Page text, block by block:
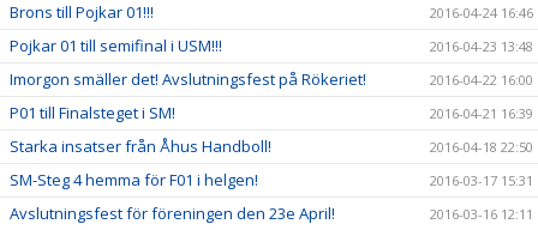
Brons till Pojkar 01!!! 2016-04-24 16:46
Pojkar 01 till semifinal i USM!!! 2016-04-23 13:48
Imorgon smäller det! Avslutningsfest på Rökeriet! 2016-04-22 16:00
P01 till Finalsteget i SM! 2016-04-21 16:39
Starka insatser från Åhus Handboll! 2016-04-18 22:50
SM-Steg 4 hemma för F01 i helgen! 2016-03-17 15:31
Avslutningsfest för föreningen den 23e April! 2016-03-16 12:11